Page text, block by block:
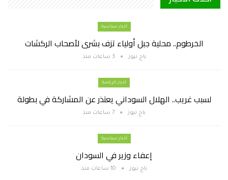
أخبار سياسية
الخرطوم.. محلية جبل أولياء تزف بشرى لأصحاب الركشات
باج نيوز 3 ساعات منذ
أخبار الرياضة
لسبب غريب.. الهلال السوداني يعتذر عن المشاركة في بطولة
باج نيوز 7 ساعات منذ
أخبار سياسية
إعفاء وزير في السودان
باج نيوز 10 ساعات منذ